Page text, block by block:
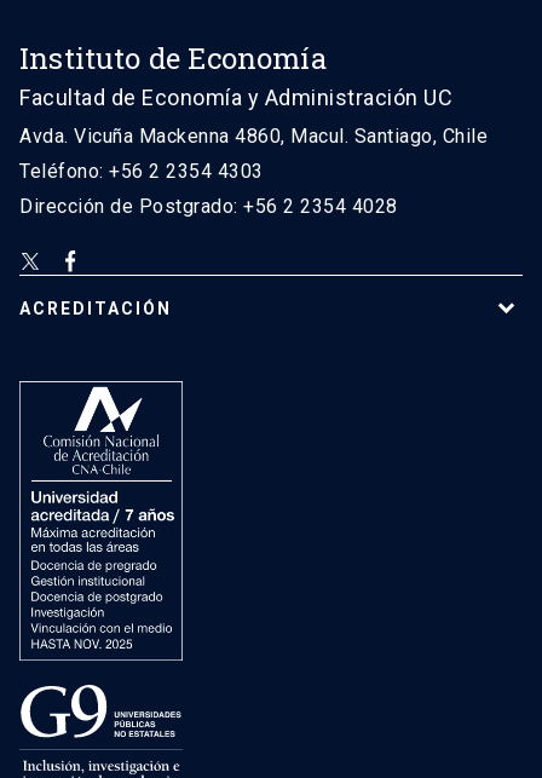
Instituto de Economía
Facultad de Economía y Administración UC
Avda. Vicuña Mackenna 4860, Macul. Santiago, Chile
Teléfono: +56 2 2354 4303
Dirección de Postgrado: +56 2 2354 4028
ACREDITACIÓN